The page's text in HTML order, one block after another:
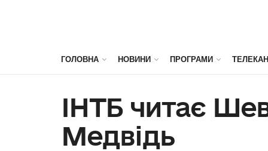
ГОЛОВНА НОВИНИ ПРОГРАМИ
ІНТБ читає
Медвідь